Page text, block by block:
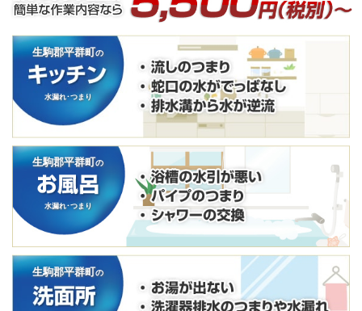
生駒郡平群町の
水漏れ･つまり
生駒郡平群町の
水漏れ･つまり
生駒郡平群町の